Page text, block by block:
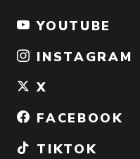
YOUTUBE
INSTAGRAM
X
FACEBOOK
TIKTOK